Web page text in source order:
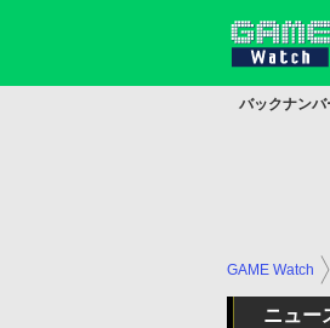
バックナンバ
GAME Watch
ニュー